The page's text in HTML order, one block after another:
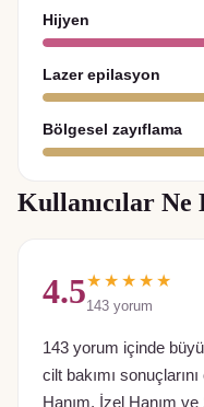
Hijyen
Lazer epilasyon
Bölgesel zayıflama
Kullanıcılar Ne
4.5★★★★★
143 yorum
143 yorum içinde
cilt bakımı
Hanım, İzel Hanım